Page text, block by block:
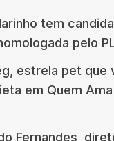
tem
pelo
estrela pet que
em Quem Ama
Fernandes,